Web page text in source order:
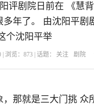
评剧院日前在 《慧
多年了。 由沈阳平
个沈阳平举
| 浏览： 873 | 话题： 关注 剧院
那就是三大门挑